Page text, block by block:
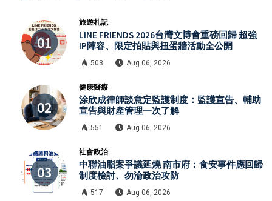
旅遊札記
LINE FRIENDS 2026台灣文博會重磅回歸 超強
IP陣容、限定拍貼與扭蛋牆活動全公開
503 Aug 06, 2026
健康醫療
涂欣成律師談意定監護制度：監護宣告、輔助
宣告與財產管理一次了解
551 Aug 06, 2026
社會政治
中聯油脂案爭議延燒 南市府：食安事件應回歸
制度檢討、勿淪政治攻防
517 Aug 06, 2026